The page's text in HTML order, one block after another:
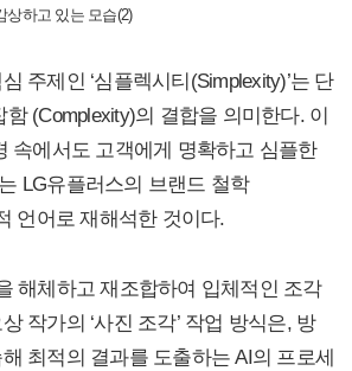
상하고 있는 모습(2)
주제인 ‘심플렉시티(Simplexity)’는 단
함 (Complexity)의 결합을 의미한다. 이
속에서도 고객에게 명확하고 심플한
LG유플러스의 브랜드 철학
언어로 재해석한 것이다.
해체하고 재조합하여 입체적인 조각
작가의 ‘사진 조각’ 작업 방식은, 방
최적의 결과를 도출하는 AI의 프로세